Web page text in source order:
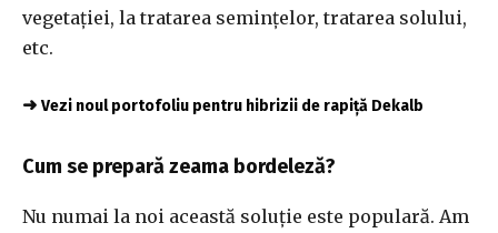
vegetaţiei, la tratarea seminţelor, tratarea solului,
etc.
➜ Vezi noul portofoliu pentru hibrizii de rapiță Dekalb
Cum se prepară zeama bordeleză?
Nu numai la noi această soluţie este populară. Am